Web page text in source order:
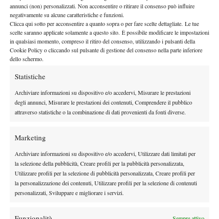
annunci (non) personalizzati. Non acconsentire o ritirare il consenso può influire
negativamente su alcune caratteristiche e funzioni.
Clicca qui sotto per acconsentire a quanto sopra o per fare scelte dettagliate. Le tue
scelte saranno applicate solamente a questo sito. È possibile modificare le impostazioni
in qualsiasi momento, compreso il ritiro del consenso, utilizzando i pulsanti della
Cookie Policy o cliccando sul pulsante di gestione del consenso nella parte inferiore
dello schermo.
Statistiche
Archiviare informazioni su dispositivo e/o accedervi, Misurare le prestazioni
degli annunci, Misurare le prestazioni dei contenuti, Comprendere il pubblico
attraverso statistiche o la combinazione di dati provenienti da fonti diverse.
Marketing
Archiviare informazioni su dispositivo e/o accedervi, Utilizzare dati limitati per
la selezione della pubblicità, Creare profili per la pubblicità personalizzata,
Utilizzare profili per la selezione di pubblicità personalizzata, Creare profili per
la personalizzazione dei contenuti, Utilizzare profili per la selezione di contenuti
personalizzati, Sviluppare e migliorare i servizi.
sconfitta, perché il tabellone era aperto ed avevo l’opportunità di
arrivare fino in finale. A Burnie ho giocato il mio miglior tennis
tra tutti e tre i tornei in Australia, soprattutto nel primo turno del
main draw, e ho in seguito perso con la Paolini, in una partita in
cui entrambe abbiamo giocato molto bene.
Resterò tre settimane a casa per prepararmi al meglio e poi
partirò per il Brasile dove giocherò due 25.000, il Banana Bowl
(G1) e la Coppa Gerdau (GA).
Chi sono i tuoi tennisti preferiti?
Stephens.
Descriviti come giocatrice. Quali sono i tuoi punti di forza? E
su cosa invece pensi di dover lavorare maggiormente?
Una mia ottima qualità è il modo in cui mi muovo in campo. Lo
stesso vale per dritto e rovescio. In compenso, penso di dover